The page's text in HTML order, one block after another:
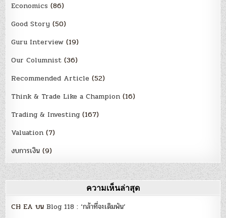
Economics (86)
Good Story (50)
Guru Interview (19)
Our Columnist (36)
Recommended Article (52)
Think & Trade Like a Champion (16)
Trading & Investing (167)
Valuation (7)
งบการเงิน (9)
ความเห็นล่าสุด
CH EA บนBlog 118 : ‘กล้าที่จะเดิมพัน’